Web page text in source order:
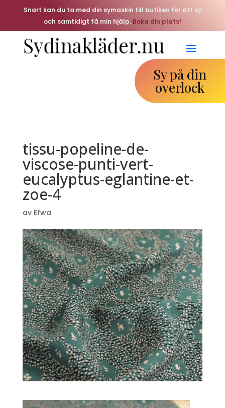
Snart kan du ta med din symaskin till butiken för att sy
och samtidigt få min hjälp. Boka din plats!
Sy på din
overlock
tissu-popeline-de-
viscose-punti-vert-
eucalyptus-eglantine-et-
zoe-4
av Efwa